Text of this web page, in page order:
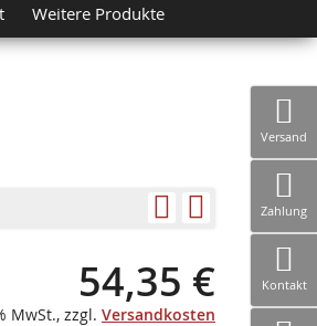
Weitere Produkte
54,35 €
MwSt., zzgl. Versandkosten
Versand
Zahlung
Kontakt